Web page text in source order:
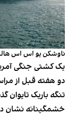
ناوشکن یو اس اس
دو هفته قبل از
تنگه باریک
خشمگینانه نشان